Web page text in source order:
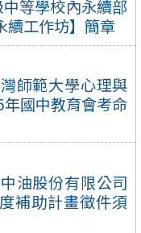
等學校內永續部
續工作坊】簡章
師範大學心理與
國中教育會考命
油股份有限公司
補助計畫徵件須